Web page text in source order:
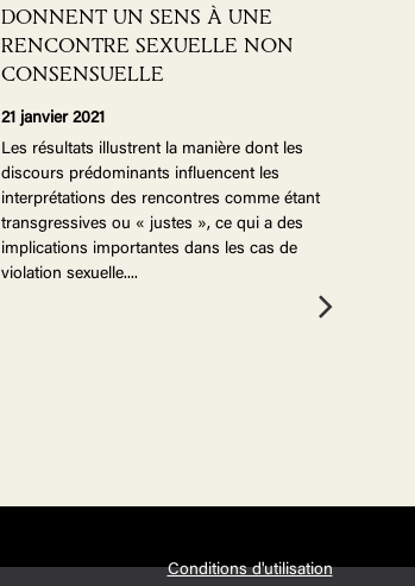
DONNENT UN SENS À UNE
RENCONTRE SEXUELLE NON
CONSENSUELLE
21 janvier 2021
Les résultats illustrent la manière dont les
discours prédominants influencent les
interprétations des rencontres comme étant
transgressives ou « justes », ce qui a des
implications importantes dans les cas de
violation sexuelle....
Conditions d'utilisation